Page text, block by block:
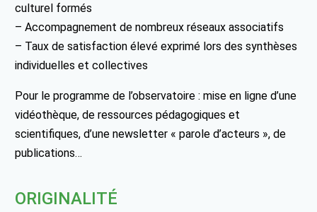
culturel formés
– Accompagnement de nombreux réseaux associatifs
– Taux de satisfaction élevé exprimé lors des synthèses
individuelles et collectives
Pour le programme de l’observatoire : mise en ligne d’une
vidéothèque, de ressources pédagogiques et
scientifiques, d’une newsletter « parole d’acteurs », de
publications…
ORIGINALITÉ